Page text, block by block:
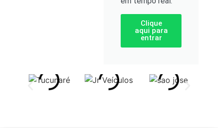
Clique
aqui para
entrar